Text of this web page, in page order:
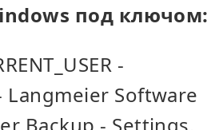
под ключом:
-
Langmeier Software
Backup - Settings.